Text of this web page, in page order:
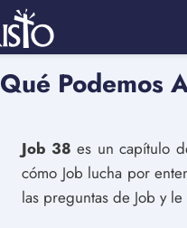
Qué Podemos
Job 38 es un capítulo
cómo Job lucha por
las preguntas de Job y